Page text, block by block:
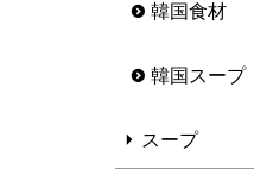
韓国食材
韓国スープ
スープ